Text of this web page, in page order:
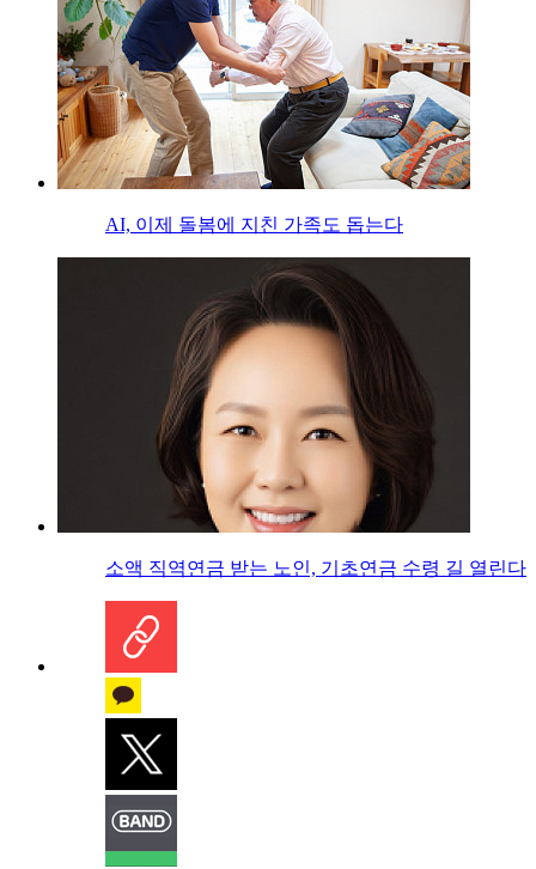
AI, 이제 돌봄에 지친 가족도 돕는다
소액 직역연금 받는 노인, 기초연금 수령 길 열린다